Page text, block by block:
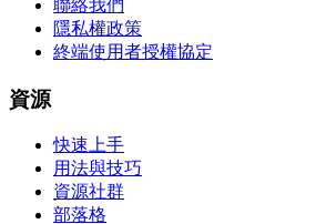
聯絡我們
隱私權政策
終端使用者授權協定
資源
快速上手
用法與技巧
資源社群
部落格